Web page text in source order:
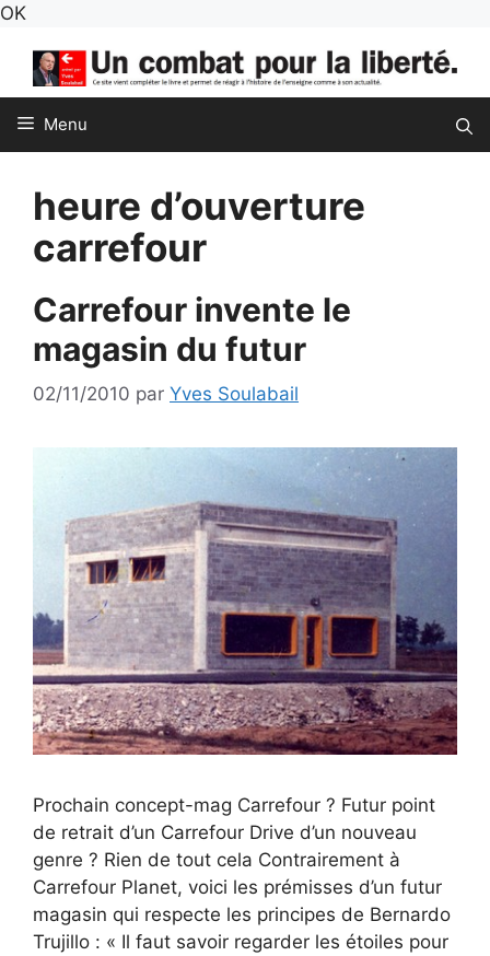
OKAller
contenu
Menu
heure d’ouverture
carrefour
Carrefour invente le
magasin du futur
02/11/2010 par Yves Soulabail
Prochain concept-mag Carrefour ? Futur point
de retrait d’un Carrefour Drive d’un nouveau
genre ? Rien de tout cela Contrairement à
Carrefour Planet, voici les prémisses d’un futur
magasin qui respecte les principes de Bernardo
Trujillo : « Il faut savoir regarder les étoiles pour